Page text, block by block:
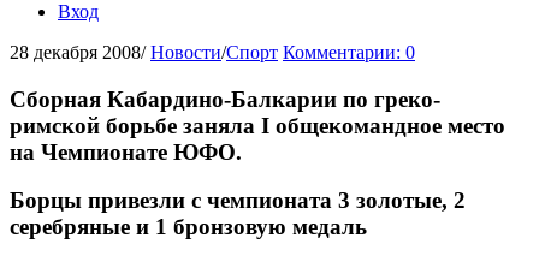
Вход
28 декабря 2008/ Новости/Спорт Комментарии: 0
Сборная Кабардино-Балкарии по греко-
римской борьбе заняла I общекомандное место
на Чемпионате ЮФО.
Борцы привезли с чемпионата 3 золотые, 2
серебряные и 1 бронзовую медаль